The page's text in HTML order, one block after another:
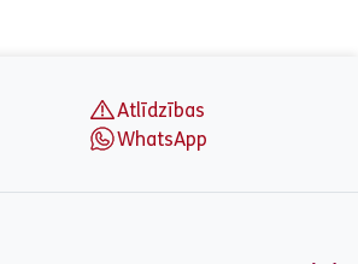
Atlīdzības
WhatsApp